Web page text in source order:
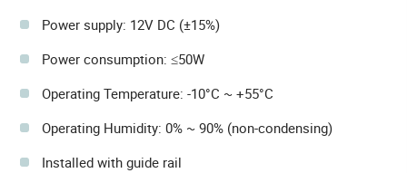
Power supply: 12V DC (±15%)
Power consumption: ≤50W
Operating Temperature: -10°C ~ +55°C
Operating Humidity: 0% ~ 90% (non-condensing)
Installed with guide rail